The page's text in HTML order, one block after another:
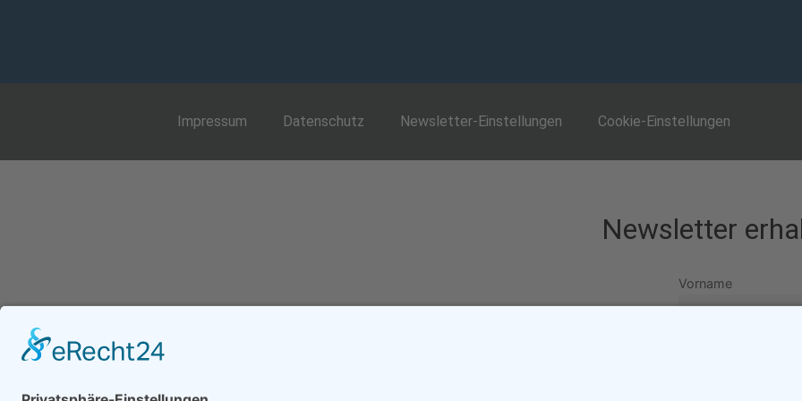
Impressum Datenschutz Newsletter-Einstellungen Cookie-Einstellungen
Newsletter
Vorname